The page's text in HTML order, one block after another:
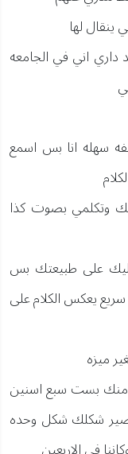
لها
اني في الجامعه
سهله انا بس اسمع
وتكلمي بصوت كذا
على طبيعتك بس
يعكس الكلام على
ميزه
منك بست سبع اسنين
شكلك شكل وحده